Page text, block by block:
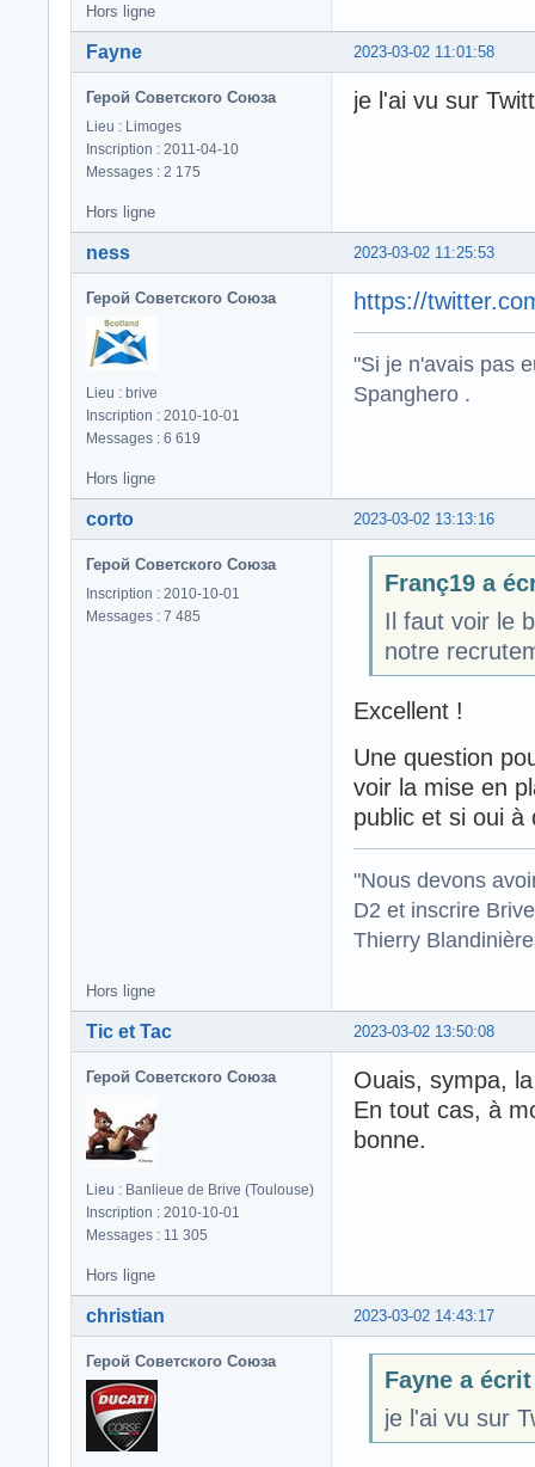
Hors ligne
2023-03-02 11:01:58
Fayne
Герой Советского Союза
Lieu : Limoges
Inscription : 2011-04-10
Messages : 2 175
je l'ai vu sur
Hors ligne
2023-03-02 11:25:53
ness
Герой Советского Союза
Lieu : brive
Inscription : 2010-10-01
Messages : 6 619
https://
"Si je n'avais pas
Spanghero .
Hors ligne
2023-03-02 13:13:16
corto
Герой Советского Союза
Inscription : 2010-10-01
Messages : 7 485
Franç19 a
Il faut voir le
notre
Excellent !
Une question
voir la mise en
public et si oui à
"Nous devons
D2 et inscrire
Thierry
Hors ligne
2023-03-02 13:50:08
Tic et Tac
Герой Советского Союза
Lieu : Banlieue de Brive (Toulouse)
Inscription : 2010-10-01
Messages : 11 305
Ouais, sympa,
En tout cas, à
bonne.
Hors ligne
2023-03-02 14:43:17
christian
Герой Советского Союза
Fayne a
je l'ai vu sur